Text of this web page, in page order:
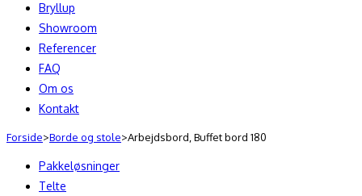
Bryllup
Showroom
Referencer
FAQ
Om os
Kontakt
Forside>Borde og stole>Arbejdsbord, Buffet bord 180
Pakkeløsninger
Telte